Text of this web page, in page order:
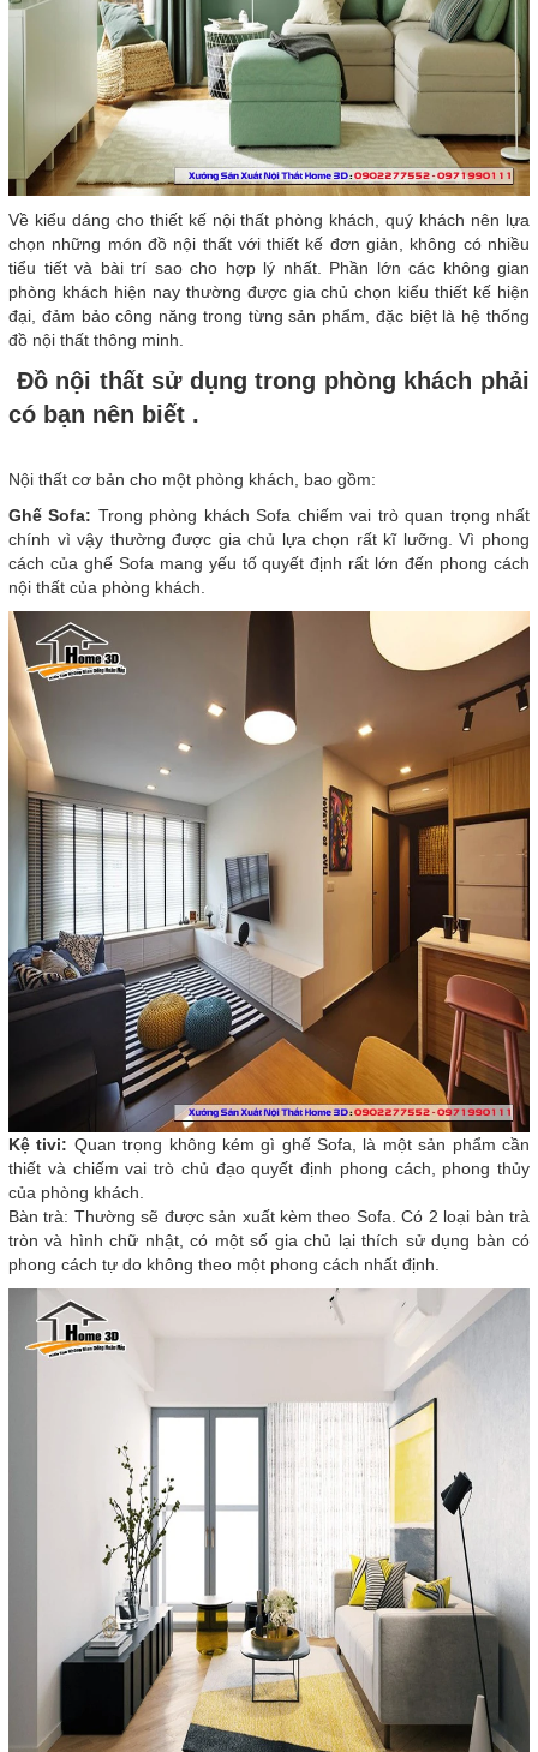
Về kiểu dáng cho thiết kế nội thất phòng khách, quý khách nên lựa
chọn những món đồ nội thất với thiết kế đơn giản, không có nhiều
tiểu tiết và bài trí sao cho hợp lý nhất. Phần lớn các không gian
phòng khách hiện nay thường được gia chủ chọn kiểu thiết kế hiện
đại, đảm bảo công năng trong từng sản phẩm, đặc biệt là hệ thống
đồ nội thất thông minh.
Đồ nội thất sử dụng trong phòng khách phải
có bạn nên biết .
Nội thất cơ bản cho một phòng khách, bao gồm:
Ghế Sofa: Trong phòng khách Sofa chiếm vai trò quan trọng nhất
chính vì vậy thường được gia chủ lựa chọn rất kĩ lưỡng. Vì phong
cách của ghế Sofa mang yếu tố quyết định rất lớn đến phong cách
nội thất của phòng khách.
Kệ tivi: Quan trọng không kém gì ghế Sofa, là một sản phẩm cần
thiết và chiếm vai trò chủ đạo quyết định phong cách, phong thủy
của phòng khách.
Bàn trà: Thường sẽ được sản xuất kèm theo Sofa. Có 2 loại bàn trà
tròn và hình chữ nhật, có một số gia chủ lại thích sử dụng bàn có
phong cách tự do không theo một phong cách nhất định.